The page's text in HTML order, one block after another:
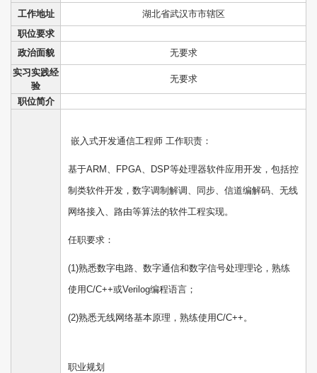
工作地址
湖北省武汉市市辖区
职位要求
政治面貌
无要求
实习实践经
验
无要求
职位简介
嵌入式开发通信工程师 工作职责：
基于ARM、FPGA、DSP等处理器软件应用开发，包括控
制类软件开发，数字调制解调、同步、信道编解码、无线
网络接入、路由等算法的软件工程实现。
任职要求：
(1)熟悉数字电路、数字通信和数字信号处理理论，熟练
使用C/C++或Verilog编程语言；
(2)熟悉无线网络基本原理，熟练使用C/C++。
职业规划